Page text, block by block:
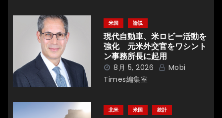
米国 論説
現代自動車、米ロビー活動を
強化 元米外交官をワシント
ン事務所長に起用
8月 5, 2026
Mobi
Times編集室
北米 米国 統計